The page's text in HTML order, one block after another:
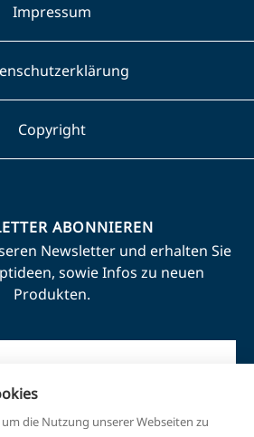
Impressum
Copyright
ABONNIEREN
Newsletter und erhalten Sie
sowie Infos zu neuen
Produkten.
ANMELDEN
die Nutzung unserer Webseiten zu